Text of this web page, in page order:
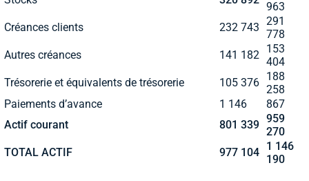
963
Créances clients
232 743 291
778
Autres créances
141 182 153
404
Trésorerie et équivalents de trésorerie
105 376 188
258
Paiements d’avance
1 146
867
Actif courant
801 339 959
270
TOTAL ACTIF
977 104 1 146
190